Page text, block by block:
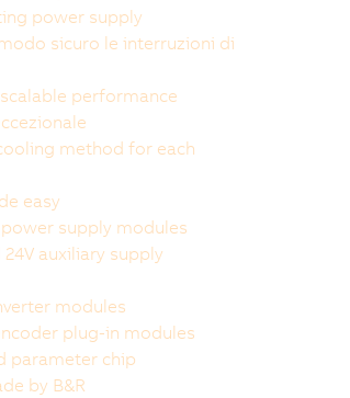
power supply
sicuro le interruzioni di
scalable performance
method for each
easy
supply modules
auxiliary supply
modules
plug-in modules
parameter chip
by B&R